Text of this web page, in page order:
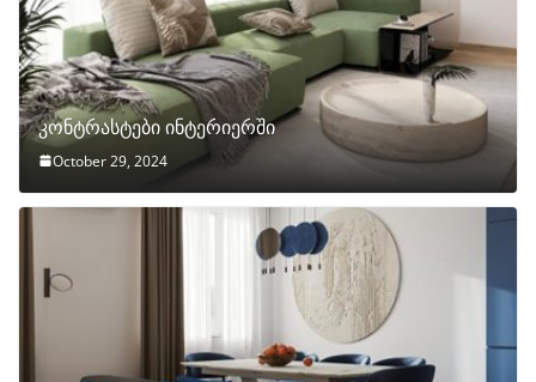
კონტრასტები ინტერიერში
October 29, 2024